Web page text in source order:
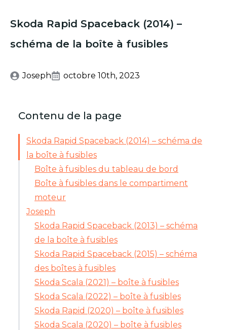
Skoda Rapid Spaceback (2014) –
schéma de la boîte à fusibles
Joseph octobre 10th, 2023
Contenu de la page
Skoda Rapid Spaceback (2014) – schéma de
la boîte à fusibles
Boîte à fusibles du tableau de bord
Boîte à fusibles dans le compartiment
moteur
Joseph
Skoda Rapid Spaceback (2013) – schéma
de la boîte à fusibles
Skoda Rapid Spaceback (2015) – schéma
des boîtes à fusibles
Skoda Scala (2021) – boîte à fusibles
Skoda Scala (2022) – boîte à fusibles
Skoda Rapid (2020) – boîte à fusibles
Skoda Scala (2020) – boîte à fusibles